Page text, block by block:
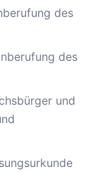
des
des
und